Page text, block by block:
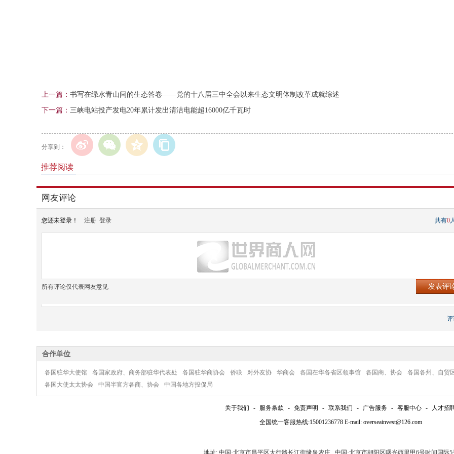
上一篇： 书写在绿水青山间的生态答卷——党的十八届三中全会以来生态文明体制改革成就综述
下一篇： 三峡电站投产发电20年累计发出清洁电能超16000亿千瓦时
分享到：
推荐阅读
网友评论
您还未登录！ 注册 登录 共有0
所有评论仅代表网友意见
合作单位
各国驻华大使馆 各国家政府、商务部驻华代表处 各国驻华商协会 侨联 对外友协 华商会 各国在华各省区领事馆 各国商、协会
各国各州、自贸
各国大使太太协会
中国半官方各商、协会 中国各地方投促局
关于我们 - 服务条款 - 免责声明 - 联系我们 - 广告服务 - 客服中心 -
人才招
全国统一客服热线:15001236778 E-mail: overseainvest@126.com
地址: 中国·北京市昌平区太行路长江街缘泉农庄 中国·北京市朝阳区曙光西里甲6号时间国际5